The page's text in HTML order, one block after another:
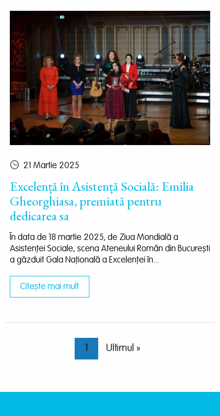
21 Martie 2025
Excelență în Asistență Socială: Emilia
Gheorghiasa, premiată pentru
dedicarea sa
În data de 18 martie 2025, de Ziua Mondială a
Asistenței Sociale, scena Ateneului Român din București
a găzduit Gala Națională a Excelenței în...
Citește mai mult
Pagina curentă
1 Ultima pagină
Ultimul »